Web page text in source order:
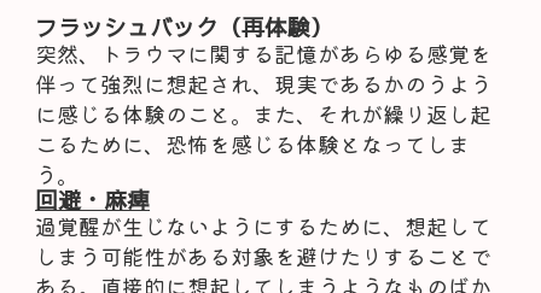
フラッシュバック（再体験）
突然、トラウマに関する記憶があらゆる感覚を
伴って強烈に想起され、現実であるかのうよう
に感じる体験のこと。また、それが繰り返し起
こるために、恐怖を感じる体験となってしま
う。
回避・麻痺
過覚醒が生じないようにするために、想起して
しまう可能性がある対象を避けたりすることで
ある。直接的に想起してしまうようなものばか